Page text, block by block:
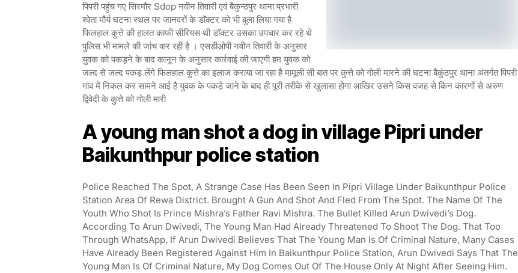
पिपरी पहुंच गए सिरमौर Sdop नवीन तिवारी एवं बैकुन्ठपुर थाना प्रभारी
श्वेता मौर्य घटना स्थल पर जानवरों के डॉक्टर को भी बुला लिया गया है
फिलहाल कुत्ते की हालत काफी सीरियस थी डॉक्टर उसका उपचार कर रहे थे
पुलिस भी मामले की जांच कर रही है । एसडीओपी नवीन तिवारी के अनुसार
युवक को पकड़ने के बाद कानून के अनुसार कार्रवाई की जाएगी हम युवक को
जल्द से जल्द पकड़ लेंगे फिलहाल कुत्ते का इलाज कराया जा रहा है मामूली सी बात पर कुत्ते को गोली मारने की घटना बैकुंठपुर थाना अंतर्गत पिपरी
गांव में निकल कर सामने आई है युवक के पकड़े जाने के बाद ही पूरी तरीके से खुलासा होगा आखिर उसने किस वजह से किन कारणों से अरुण
द्विवेदी के कुत्ते को गोली मारी
A young man shot a dog in village Pipri under
Baikunthpur police station
Police Reached The Spot, A Strange Case Has Been Seen In Pipri Village Under Baikunthpur Police
Station Area Of Rewa District. Brought A Gun And Shot And Fled From The Spot. The Name Of The
Youth Who Shot Is Prince Mishra’s Father Ravi Mishra. The Bullet Killed Arun Dwivedi’s Dog.
According To Arun Dwivedi, The Young Man Had Already Threatened To Shoot The Dog. That Too
Through WhatsApp, If Arun Dwivedi Believes That The Young Man Is Of Criminal Nature, Many Cases
Have Already Been Registered Against Him In Baikunthpur Police Station, Arun Dwivedi Says That The
Young Man Is Of Criminal Nature, My Dog Comes Out Of The House Only At Night After Seeing Him.